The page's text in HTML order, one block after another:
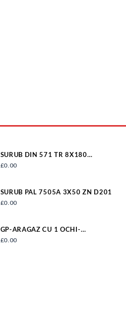
SURUB DIN 571 TR 8X180
ZN/100 S571M8X180
£0.00
SURUB PAL 7505A 3X50 ZN D201
£0.00
GP-ARAGAZ CU 1 OCHI-
APRINDERE QUARTZ
£0.00